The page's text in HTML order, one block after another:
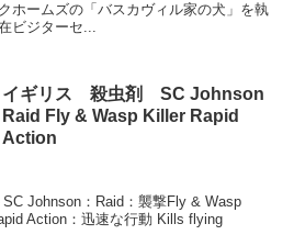
ホームズの「バスカヴィル家の犬」を執
ビジターセ...
イギリス 殺虫剤 SC Johnson
Raid Fly & Wasp Killer Rapid
Action
Johnson：Raid：襲撃Fly & Wasp
Action：迅速な行動 Kills flying